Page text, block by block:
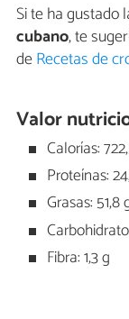
Si te ha gustado
cubano, te
deRecetas de
Valor
Calorías:
Proteínas:
Grasas: 51,8
Fibra: 1,3 g